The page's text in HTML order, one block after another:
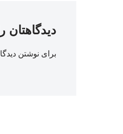
دیدگاهتان
برای نوشتن